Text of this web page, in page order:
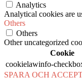
Analytics
Analytical cookies are
Others
Others
Other uncategorized
Cookie
cookielawinfo-
SPARA OCH